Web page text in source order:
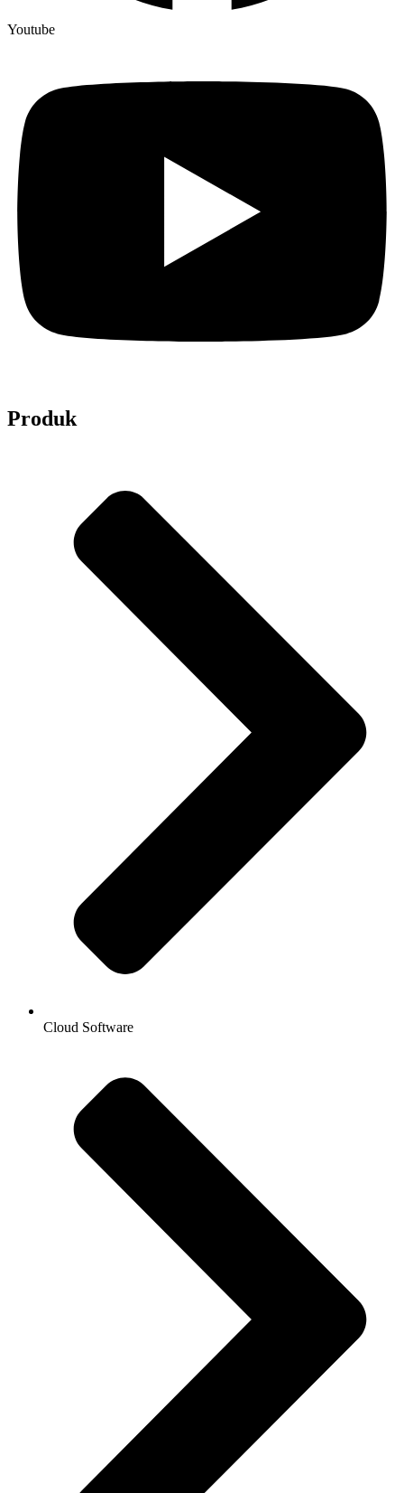
Youtube
Produk
Cloud Software